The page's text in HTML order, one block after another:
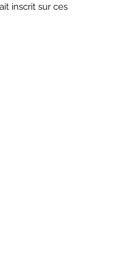
inscrit sur ces